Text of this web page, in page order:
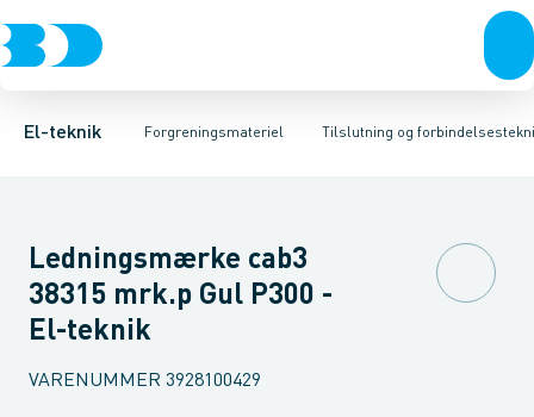
El-teknik Forgreningsmateriel
Afbrydere, stikkontakter & lampeudtagForgreningsmateriel
Tilslutning og
KabelgennemføringsmaterielRækkeklemmerTilslutning og
Krone- og samlemuffeTapePreskabelsko AL Isoleret
Ledningsmærke cab3
38315 mrk.p Gul P300 -
El-teknik
VARENUMMER 3928100429